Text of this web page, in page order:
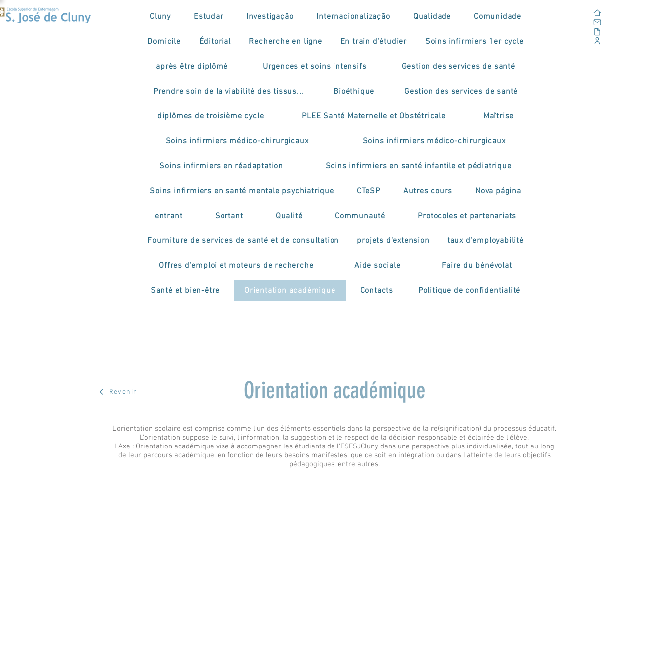
Cluny Estudar Investigação Internacionalização Qualidade Comunidade
Domicile Éditorial Recherche en ligne En train d'étudier Soins infirmiers 1er cycle
après être diplômé Urgences et soins intensifs Gestion des services de santé
Prendre soin de la viabilité des tissus... Bioéthique Gestion des services de santé
diplômes de troisième cycle PLEE Santé Maternelle et Obstétricale Maîtrise
Soins infirmiers médico-chirurgicaux Soins infirmiers médico-chirurgicaux
Soins infirmiers en réadaptation Soins infirmiers en santé infantile et pédiatrique
Soins infirmiers en santé mentale psychiatrique CTeSP Autres cours Nova página
entrant Sortant Qualité Communauté Protocoles et partenariats
Fourniture de services de santé et de consultation projets d'extension taux d'employabilité
Offres d'emploi et moteurs de recherche Aide sociale Faire du bénévolat
Santé et bien-être Orientation académique Contacts Politique de confidentialité
Orientation académique
Revenir
L'orientation scolaire est comprise comme l'un des éléments essentiels dans la perspective de la re(signification) du processus éducatif.
L'orientation suppose le suivi, l'information, la suggestion et le respect de la décision responsable et éclairée de l'élève.
L'Axe : Orientation académique vise à accompagner les étudiants de l'ESESJCluny dans une perspective plus individualisée, tout au long
de leur parcours académique, en fonction de leurs besoins manifestes, que ce soit en intégration ou dans l'atteinte de leurs objectifs
pédagogiques, entre autres.